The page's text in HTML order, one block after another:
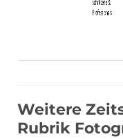
Weitere
Rubrik